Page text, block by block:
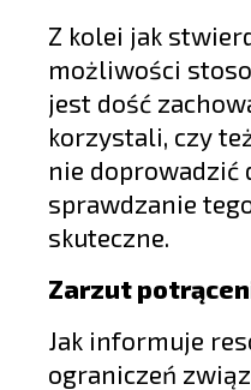
Z kolei jak
możliwości
jest dość
korzystali, czy
nie doprowadzić
sprawdzanie
skuteczne.
Zarzut
Jak informuje
ograniczeń